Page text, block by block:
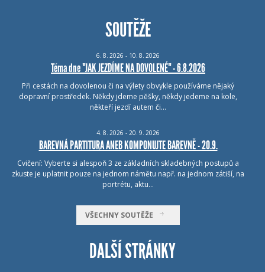
SOUTĚŽE
6. 8. 2026 - 10. 8. 2026
Téma dne "JAK JEZDÍME NA DOVOLENÉ" - 6.8.2026
Při cestách na dovolenou či na výlety obvykle používáme nějaký
dopravní prostředek. Někdy jdeme pěšky, někdy jedeme na kole,
někteří jezdí autem či…
4. 8. 2026 - 20. 9. 2026
BAREVNÁ PARTITURA ANEB KOMPONUJTE BAREVNĚ - 20.9.
Cvičení: Vyberte si alespoň 3 ze základních skladebných postupů a
zkuste je uplatnit pouze na jednom námětu např. na jednom zátiší, na
portrétu, aktu…
VŠECHNY SOUTĚŽE
DALŠÍ STRÁNKY